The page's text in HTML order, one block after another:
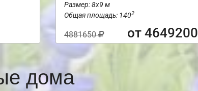
Размер: 8х9 м
Общая площадь: 1402
4881650 от 4649200
дома